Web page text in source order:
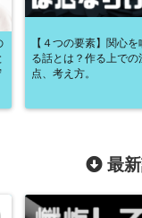
【４つの要素】関心
る話とは？作る上での
点、考え方。
最